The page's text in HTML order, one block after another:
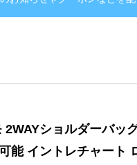
ショルダーバッ
能 イントレチャート